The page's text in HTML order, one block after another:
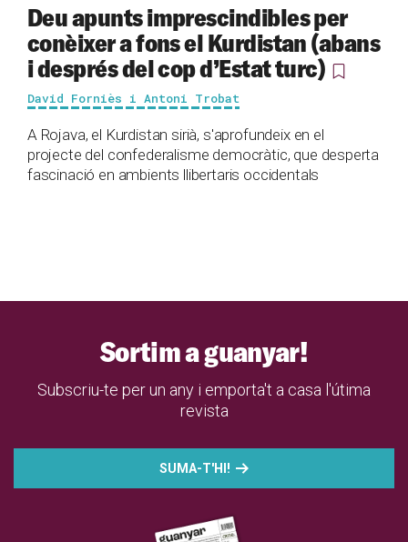
Deu apunts imprescindibles per
conèixer a fons el Kurdistan (abans
i després del cop d’Estat turc)
David Forniès i Antoni Trobat
A Rojava, el Kurdistan sirià, s'aprofundeix en el
projecte del confederalisme democràtic, que desperta
fascinació en ambients llibertaris occidentals
Sortim a guanyar!
Subscriu-te per un any i emporta't a casa l'útima
revista
SUMA-T'HI!